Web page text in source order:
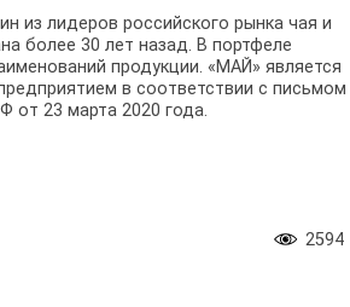
из лидеров российского рынка чая и
более 30 лет назад. В портфеле
продукции. «МАЙ» является
в соответствии с письмом
от 23 марта 2020 года.
2594